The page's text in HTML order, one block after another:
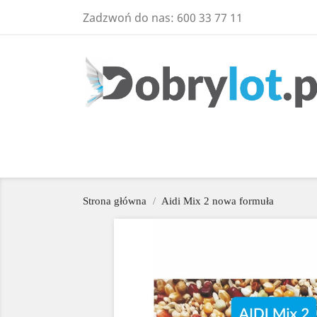
Zadzwoń do nas: 600 33 77 11
Strona główna Aidi Mix 2 nowa formuła